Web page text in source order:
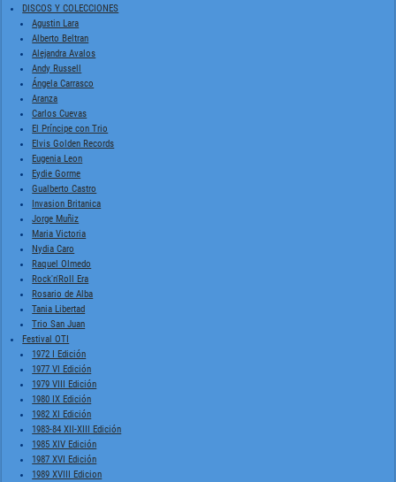
DISCOS Y COLECCIONES
Agustin Lara
Alberto Beltran
Alejandra Avalos
Andy Russell
Ángela Carrasco
Aranza
Carlos Cuevas
El Príncipe con Trio
Elvis Golden Records
Eugenia Leon
Eydie Gorme
Gualberto Castro
Invasion Britanica
Jorge Muñiz
Maria Victoria
Nydia Caro
Raquel Olmedo
Rock'n'Roll Era
Rosario de Alba
Tania Libertad
Trio San Juan
Festival OTI
1972 I Edición
1977 VI Edición
1979 VIII Edición
1980 IX Edición
1982 XI Edición
1983-84 XII-XIII Edición
1985 XIV Edición
1987 XVI Edición
1989 XVIII Edicion